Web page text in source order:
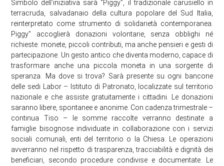
Simbolo dell’iniziativa sarà “Piggy”, il tradizionale carusiello in
terracruda, salvadanaio della cultura popolare del Sud Italia,
reinterpretato come strumento di solidarietà contemporanea.
Piggy” accoglierà donazioni volontarie, senza obblighi né
richieste: monete, piccoli contributi, ma anche pensieri e gesti di
partecipazione. Un gesto antico che diventa moderno, capace di
trasformare anche una piccola moneta in una sorgente di
speranza. Ma dove si trova? Sarà presente su ogni bancone
delle sedi Labor – Istituto di Patronato, localizzate sul territorio
nazionale e che assiste gratuitamente i cittadini. Le donazioni
saranno libere, spontanee e anonime. Con cadenza trimestrale –
continua Tiso – le somme raccolte verranno destinate a
famiglie bisognose individuate in collaborazione con i servizi
sociali comunali, enti del territorio o la Chiesa. Le operazioni
avverranno nel rispetto di trasparenza, tracciabilità e dignità dei
beneficiari, secondo procedure condivise e documentate. Le